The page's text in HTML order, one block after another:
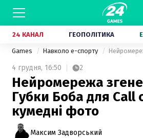
24 КАНАЛ ГЕОПОЛІТИКА
Games Навколо е-спорту
4 грудня, 16:50 2
Нейромережа
Губки Боба для Call
кумедні фото
Максим Задворський